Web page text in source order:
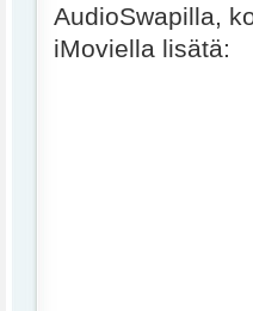
AudioSwapilla,
iMoviella lisätä: